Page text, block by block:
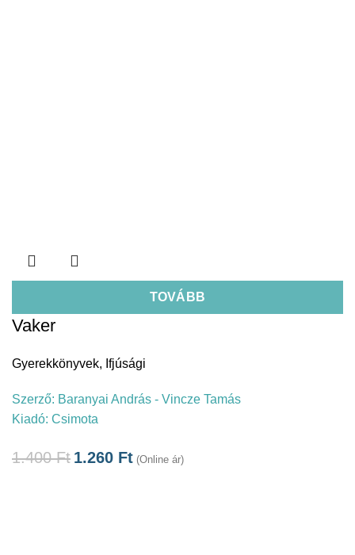
TOVÁBB
Vaker
Gyerekkönyvek, Ifjúsági
Szerző: Baranyai András - Vincze Tamás
Kiadó: Csimota
1.400Ft 1.260 Ft (Online ár)